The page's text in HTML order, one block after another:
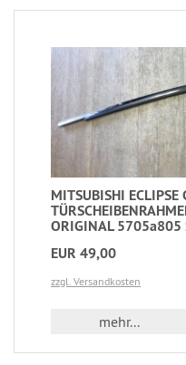
MITSUBISHI ECLIPSE
ORIGINAL 5705a805
EUR 49,00
zzgl. Versandkosten
mehr...